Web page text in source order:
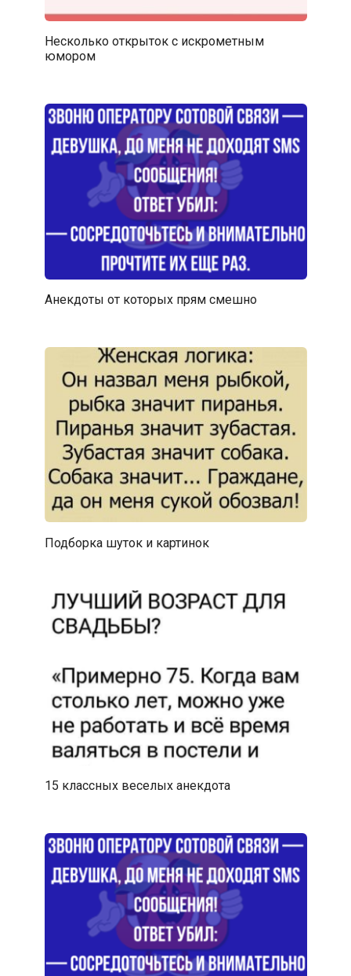
Несколько открыток с искрометным
юмором
Анекдоты от которых прям смешно
Подборка шуток и картинок
15 классных веселых анекдота